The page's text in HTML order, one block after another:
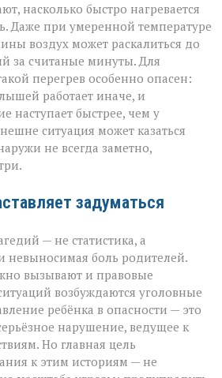
насколько быстро нагревается
Даже при умеренной температуре
воздух может раскалиться до
за считаные минуты. Для
перегрев особенно опасен:
работает иначе, и
наступает быстрее, чем у
ситуация может казаться
не всегда заметно,
задуматься
— не статистика, а
невыносимая боль родителей.
вызывают и правовые
возбуждаются уголовные
ребёнка в опасности — это
нарушение, ведущее к
Но главная цель
к этим историям — не